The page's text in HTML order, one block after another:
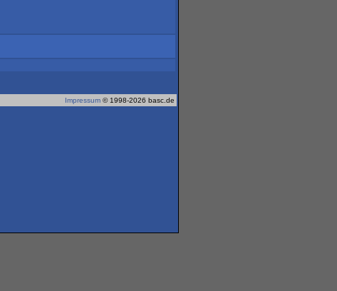
Impressum © 1998-2026 basc.de